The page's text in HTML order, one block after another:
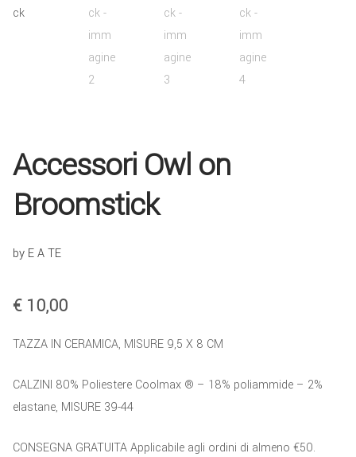
COLLABORA CON NOI
TEESTORE BUSINESS
Accessori Owl on
Broomstick
by E A TE
€10,00
TAZZA IN CERAMICA, MISURE 9,5 X 8 CM
CALZINI 80% Poliestere Coolmax ® – 18% poliammide – 2%
elastane, MISURE 39-44
CONSEGNA GRATUITA Applicabile agli ordini di almeno €50.